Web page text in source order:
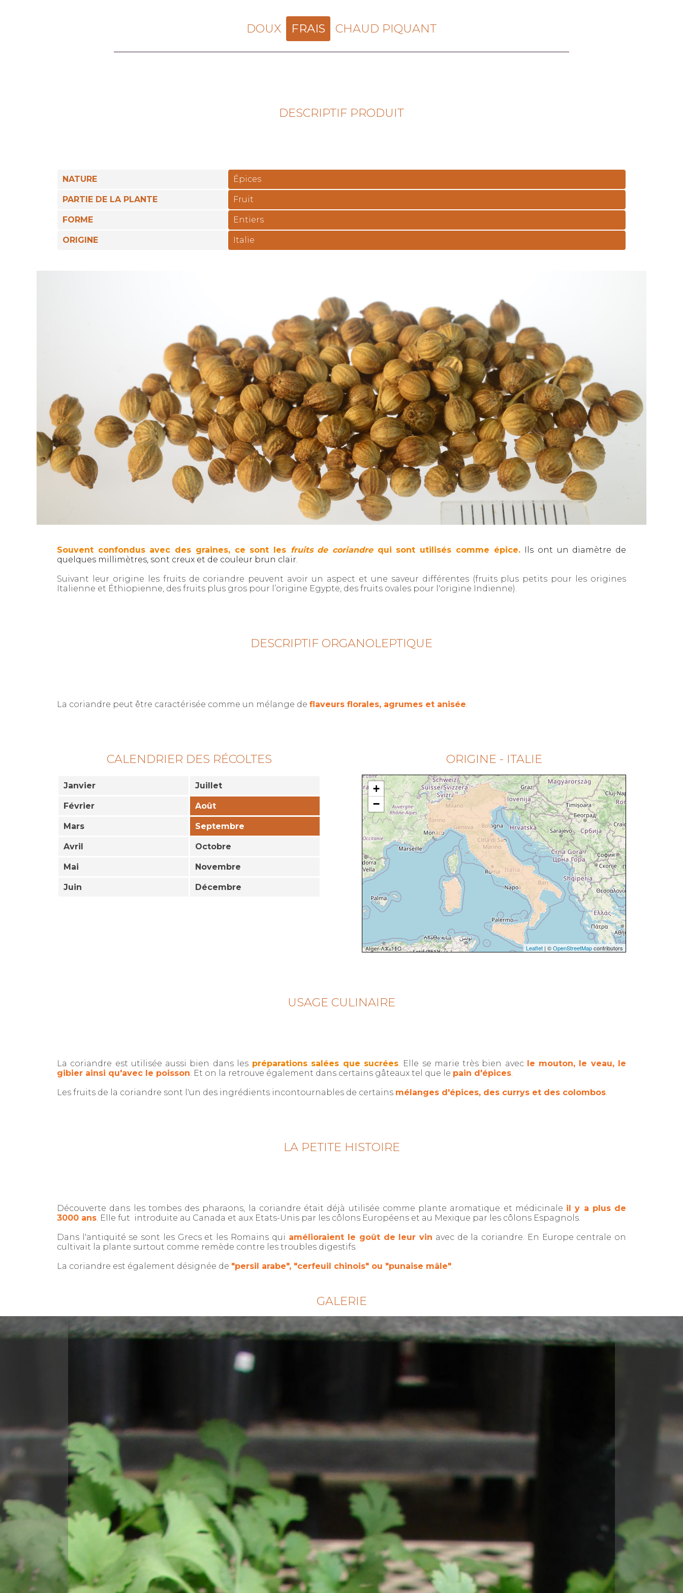
DOUX FRAIS CHAUD PIQUANT
DESCRIPTIF PRODUIT
NATURE Épices
PARTIE DE LA PLANTE Fruit
FORME Entiers
ORIGINE Italie
Souvent confondus avec des graines, ce sont les fruits de coriandrequi sont utilisés comme épice. Ils ont un diamètre de
quelques millimètres, sont creux et de couleur brun clair.
Suivant leur origine les fruits de coriandre peuvent avoir un aspect et une saveur différentes (fruits plus petits pour les origines
Italienne et Éthiopienne, des fruits plus gros pour l’origine Egypte, des fruits ovales pour l'origine Indienne).
DESCRIPTIF ORGANOLEPTIQUE
La coriandre peut être caractérisée comme un mélange de flaveurs florales, agrumes et anisée
CALENDRIER DES RÉCOLTES
Janvier Juillet
Février Août
Mars Septembre
Avril Octobre
Mai Novembre
Juin Décembre
ORIGINE - ITALIE
+
−
Leaflet | ©OpenStreetMapcontributors
USAGE CULINAIRE
La coriandre est utilisée aussi bien dans les préparations salées que sucrées. Elle se marie très bien avec le mouton, le veau, le
gibier ainsi qu'avec le poisson. Et on la retrouve également dans certains gâteaux tel que le pain d'épices.
Les fruits de la coriandre sont l'un des ingrédients incontournables de certains mélanges d'épices, des currys et des colombos.
LA PETITE HISTOIRE
Découverte dans les tombes des pharaons, la coriandre était déjà utilisée comme plante aromatique et médicinale il y a plus de
3000 ans. Elle fut introduite au Canada et aux Etats-Unis par les côlons Européens et au Mexique par les côlons Espagnols.
Dans l'antiquité se sont les Grecs et les Romains qui amélioraient le goût de leur vin avec de la coriandre. En Europe centrale on
cultivait la plante surtout comme remède contre les troubles digestifs.
La coriandre est également désignée de "persil arabe", "cerfeuil chinois" ou "punaise mâle".
GALERIE